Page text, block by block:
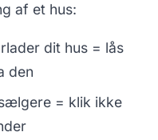
af et hus:
dit hus = lås
den
= klik ikke